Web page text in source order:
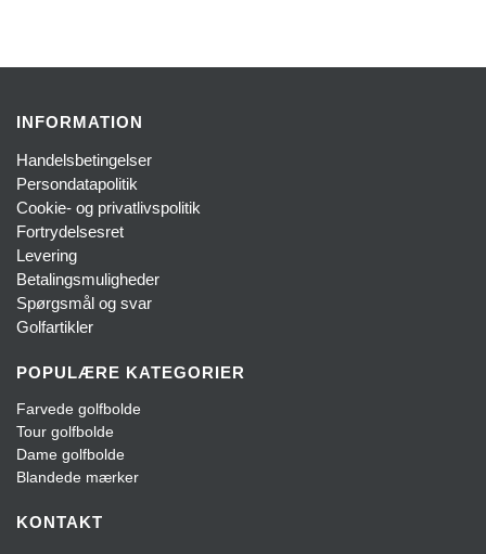
INFORMATION
Handelsbetingelser
Persondatapolitik
Cookie- og privatlivspolitik
Fortrydelsesret
Levering
Betalingsmuligheder
Spørgsmål og svar
Golfartikler
POPULÆRE KATEGORIER
Farvede golfbolde
Tour golfbolde
Dame golfbolde
Blandede mærker
KONTAKT